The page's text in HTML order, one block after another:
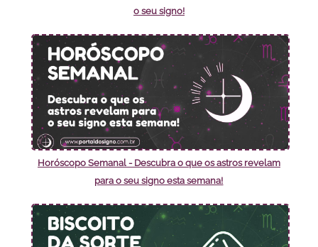
o seu signo!
Horóscopo Semanal - Descubra o que os astros revelam
para o seu signo esta semana!